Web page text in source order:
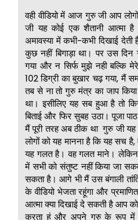
वही वीडियो में आज गुरु जी आप
जी यह कोई एक शैतानी आत्मा
अमावस्या में कभी-कभी दिखाई
कुछ नहीं बिगाड़ा था। पर उस
गया और न सिर्फ मुझे नही बल्कि
102 डिग्री का बुखार चढ़ गया, मैं
तब से ना तो गुरु मंत्र का जाप
था। इसीलिए यह सब हुआ है तो
बिताई और फिर सुबह उठा। पूजा
मैं पूरी तरह अब ठीक था गुरु जी यह
लोगों को यह मानना है कि यह सच
यह गलत है। वह गलत माने। लेकिन
में सभी को संतुष्ट नहीं किया जा
सकता है। आगे भी मैं उस बंगाली
के वीडियो भेजता रहूंगा और
आत्मा क्या दिखाई दे सकती है आप
करता हूं और अपने गुरु के रूप में